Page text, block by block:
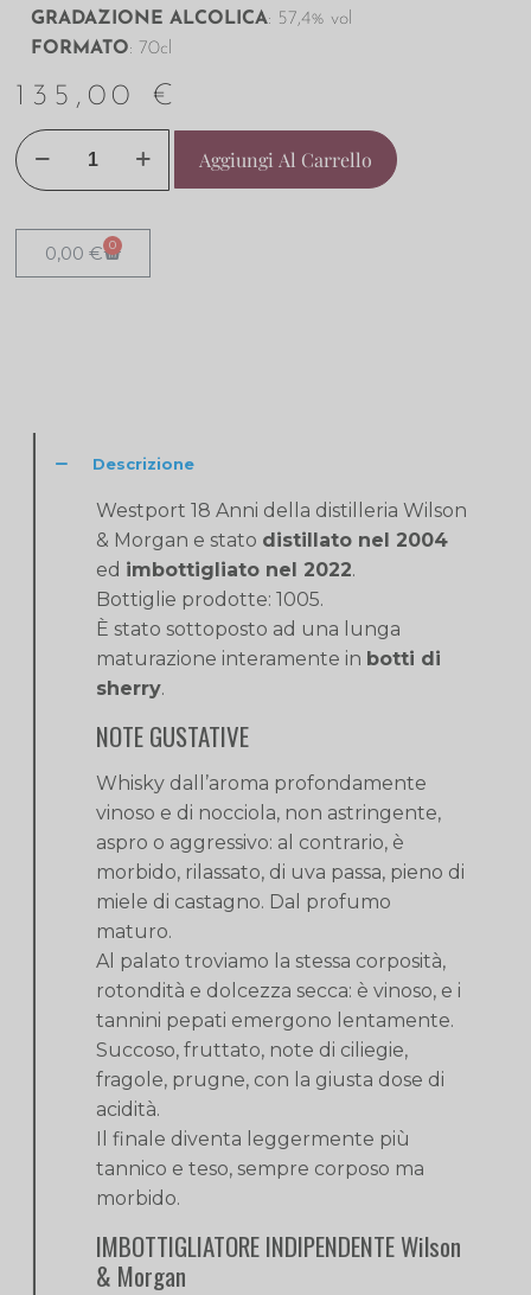
GRADAZIONE ALCOLICA: 57,4% vol
FORMATO: 70cl
135,00 €
Aggiungi Al Carrello
0,00€ 0
Descrizione
Westport 18 Anni della distilleria Wilson
& Morgan e stato distillato nel 2004
ed imbottigliato nel 2022.
Bottiglie prodotte: 1005.
È stato sottoposto ad una lunga
maturazione interamente in botti di
sherry.
NOTE GUSTATIVE
Whisky dall’aroma profondamente
vinoso e di nocciola, non astringente,
aspro o aggressivo: al contrario, è
morbido, rilassato, di uva passa, pieno di
miele di castagno. Dal profumo
maturo.
Al palato troviamo la stessa corposità,
rotondità e dolcezza secca: è vinoso, e i
tannini pepati emergono lentamente.
Succoso, fruttato, note di ciliegie,
fragole, prugne, con la giusta dose di
acidità.
Il finale diventa leggermente più
tannico e teso, sempre corposo ma
morbido.
IMBOTTIGLIATORE INDIPENDENTE Wilson
& Morgan